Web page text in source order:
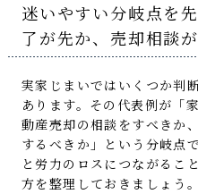
迷いやすい分岐点を
了が先か、売却相談
実家じまいではいくつか判
あります。その代表例が「
動産売却の相談をすべきか
するべきか」という分岐点
と労力のロスにつながるこ
方を整理しておきましょう。